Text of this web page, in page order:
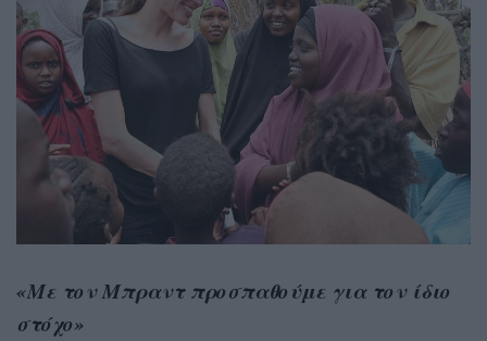
«Με τον Μπραντ προσπαθούμε για τον ίδιο
στόχο»